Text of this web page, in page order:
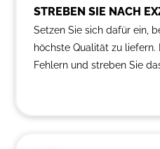
STREBEN SIE NACH
Setzen Sie sich dafür ein,
höchste Qualität zu liefern.
Fehlern und streben Sie